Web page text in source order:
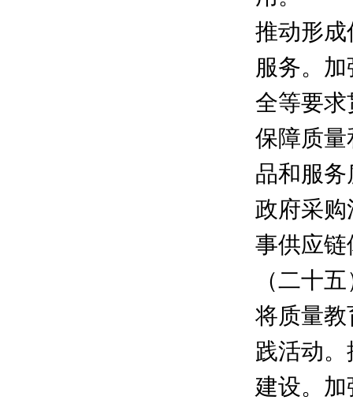
推动形
服务。
全等要
保障质
品和服
政府采
事供应
（二十
将质量
践活动
建设。